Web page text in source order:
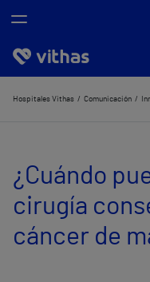
Nosotros
Servicios de salud
Equipo médico y
Hospitales Vithas Comunicación
¿Cuándo
cirugía
cáncer de